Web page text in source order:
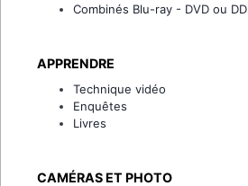
Combinés Blu-ray - DVD ou DD
APPRENDRE
Technique vidéo
Enquêtes
Livres
CAMÉRAS ET PHOTO